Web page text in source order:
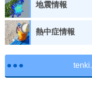
地震情報
熱中症情報